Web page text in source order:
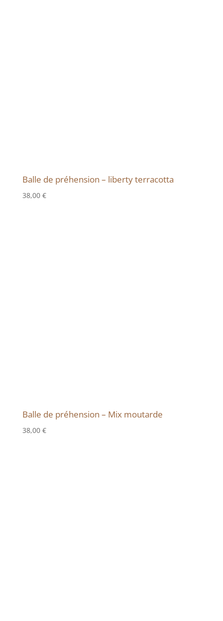
Balle de préhension – liberty terracotta
38,00 €
Balle de préhension – Mix moutarde
38,00 €